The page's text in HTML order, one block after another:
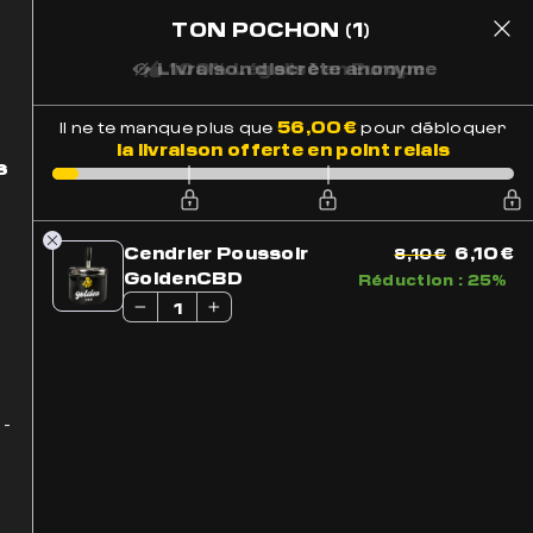
TON POCHON (1)
Livraison discrète anonyme
Il ne te manque plus que56,00€pour débloquer
la livraison offerte en point relais
Cendrier Poussoir
GoldenCBD
8,10€ Le
prix
6,10€
Réduction : 25%
-